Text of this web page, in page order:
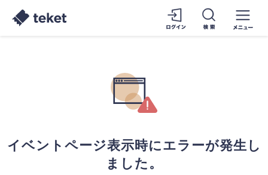
イベントページ表示時にエラーが発生し
ました。